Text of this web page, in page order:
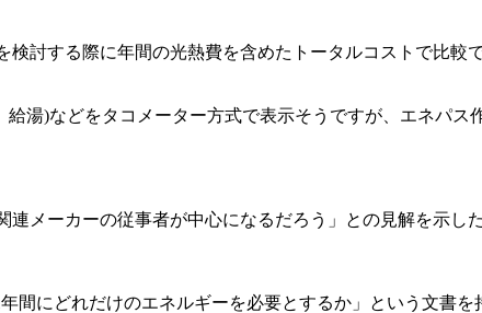
討する際に年間の光熱費を含めたトータルコストで比較
湯)などをタコメーター方式で表示そうですが、エネパ
メーカーの従事者が中心になるだろう」との見解を示
間にどれだけのエネルギーを必要とするか」という文書